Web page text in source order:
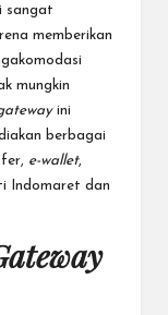
sangat
memberikan
mungkin
ini
berbagai
e-wallet,
Indomaret dan